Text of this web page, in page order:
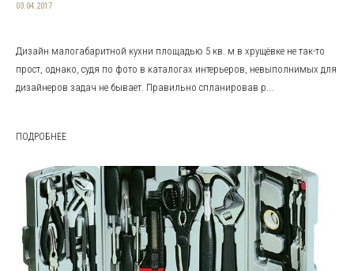
03.04.2017
Дизайн малогабаритной кухни площадью 5 кв. м в хрущёвке не так-то
прост, однако, судя по фото в каталогах интерьеров, невыполнимых для
дизайнеров задач не бывает. Правильно спланировав р...
ПОДРОБНЕЕ